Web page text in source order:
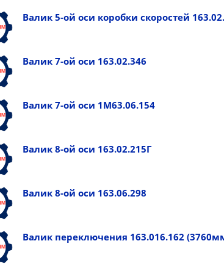
Валик 5-ой оси коробки скоростей
Валик 7-ой оси 163.02.346
Валик 7-ой оси 1М63.06.154
Валик 8-ой оси 163.02.215Г
Валик 8-ой оси 163.06.298
Валик переключения 163.016.162